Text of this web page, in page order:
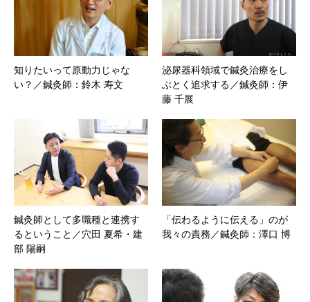
知りたいって原動力じゃな
い？／鍼灸師：鈴木 寿文
泌尿器科領域で鍼灸治療をし
ぶとく追求する／鍼灸師：伊
藤 千展
鍼灸師として多職種と連携す
るということ／穴田 夏希・建
部 陽嗣
「伝わるように伝える」のが
我々の責務／鍼灸師：澤口 博